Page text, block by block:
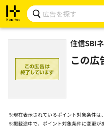
住信SBI
この広
※現在表示されているポイント対象条件は
※掲載途中で、ポイント対象条件に変更